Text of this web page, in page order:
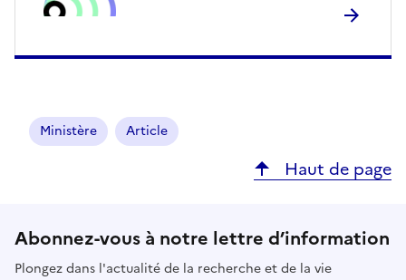
Ministère Article
Haut de page
Abonnez-vous à notre lettre d’information
Plongez dans l'actualité de la recherche et de la vie